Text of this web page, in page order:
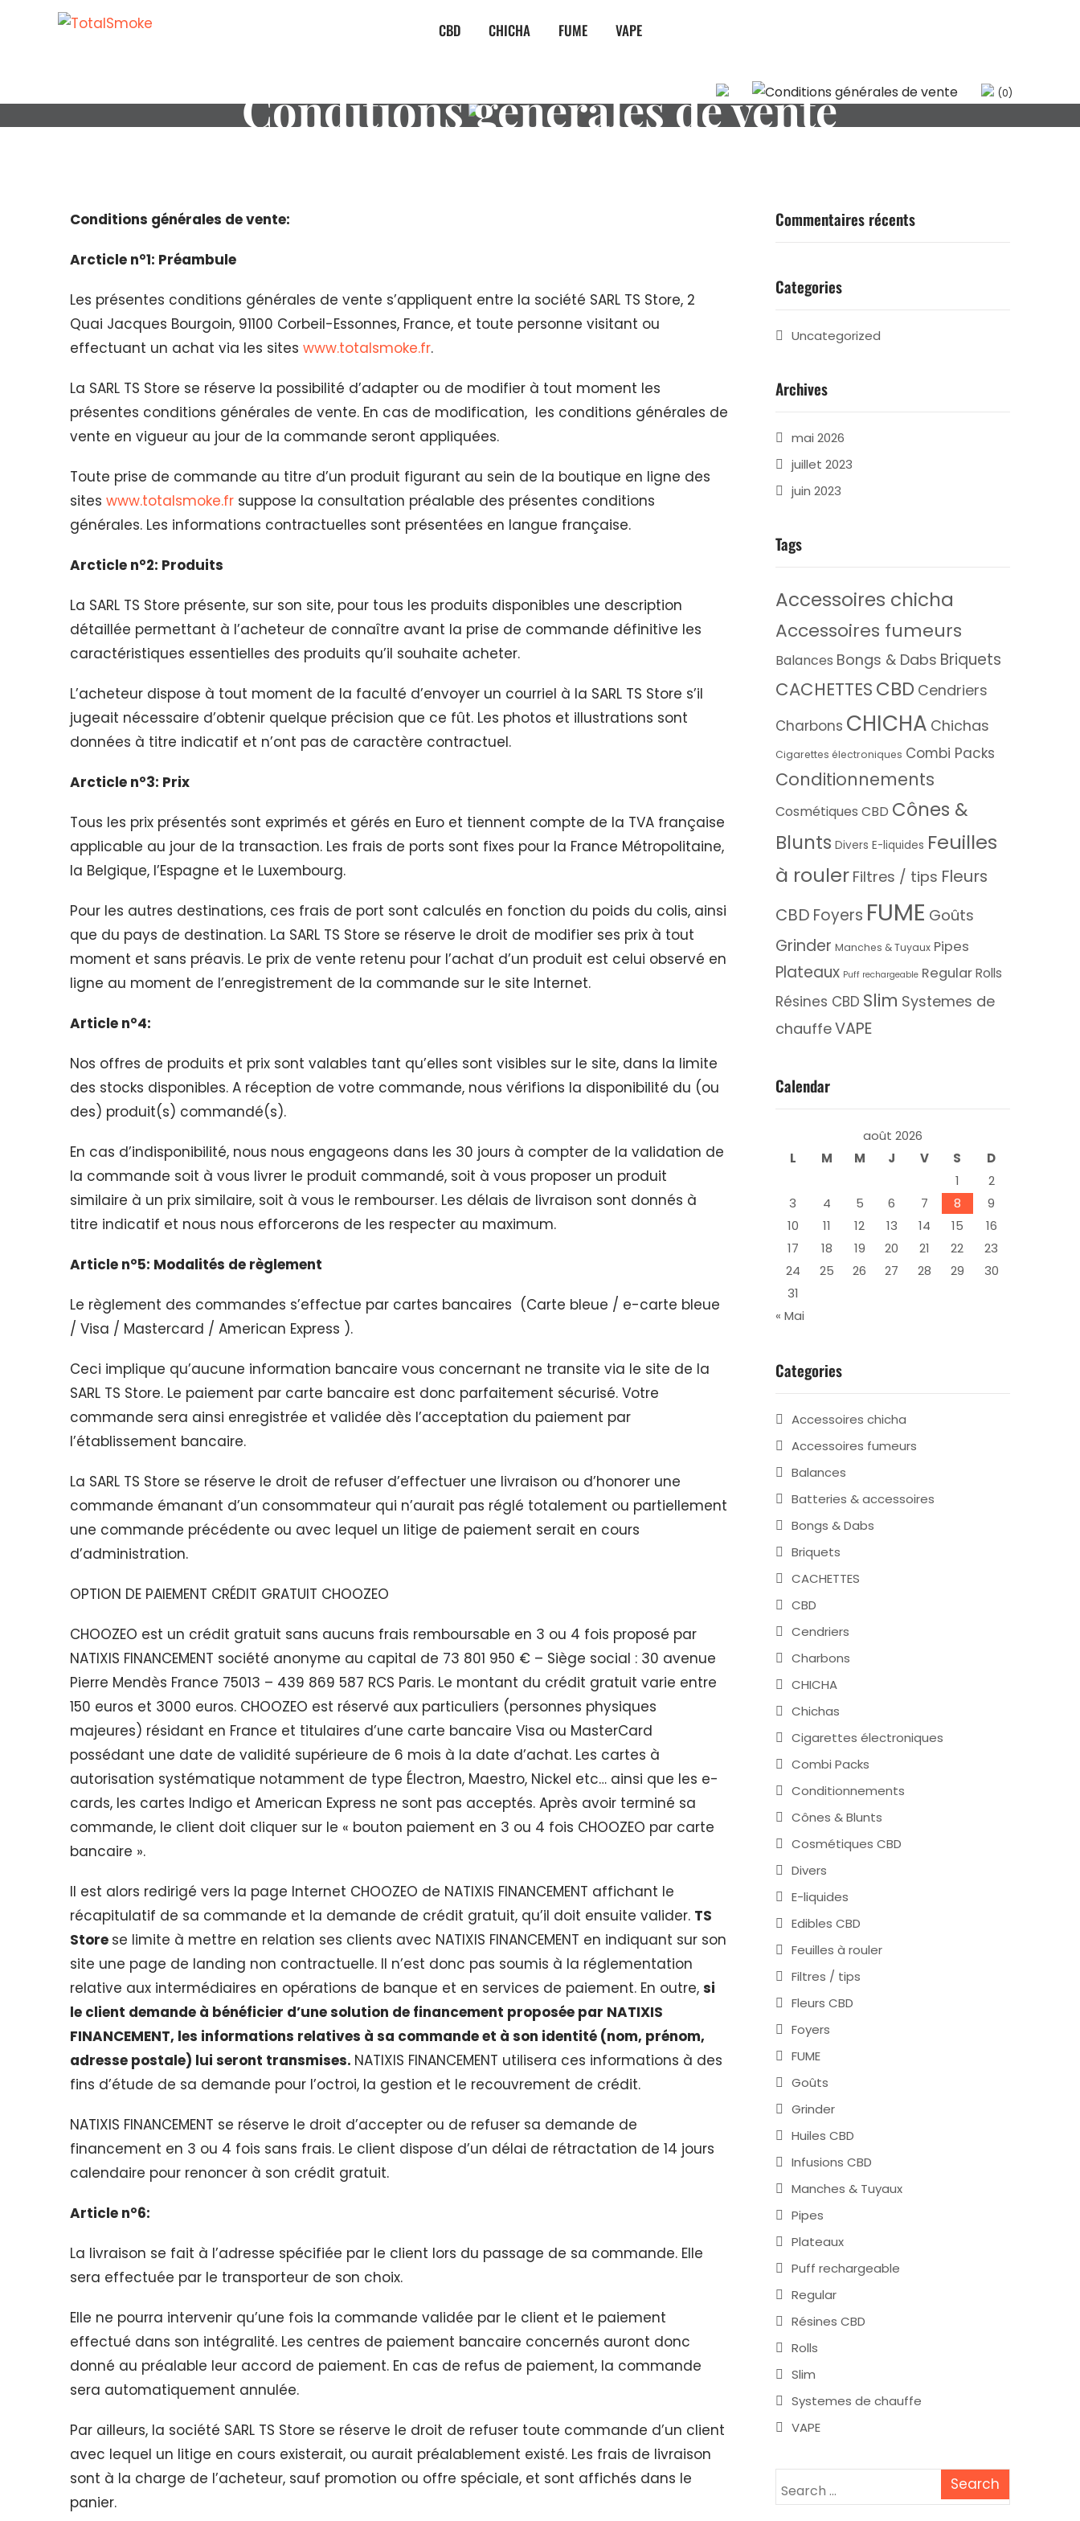
CBD CHICHA FUME VAPE
(0)
Conditions générales de vente
Conditions générales de vente:
Arcticle n°1: Préambule
Les présentes conditions générales de vente s’appliquent entre la société SARL TS Store, 2
Quai Jacques Bourgoin, 91100 Corbeil-Essonnes, France, et toute personne visitant ou
effectuant un achat via les sites www.totalsmoke.fr.
La SARL TS Store se réserve la possibilité d’adapter ou de modifier à tout moment les
présentes conditions générales de vente. En cas de modification, les conditions générales de
vente en vigueur au jour de la commande seront appliquées.
Toute prise de commande au titre d’un produit figurant au sein de la boutique en ligne des
sites www.totalsmoke.fr suppose la consultation préalable des présentes conditions
générales. Les informations contractuelles sont présentées en langue française.
Arcticle n°2: Produits
La SARL TS Store présente, sur son site, pour tous les produits disponibles une description
détaillée permettant à l’acheteur de connaître avant la prise de commande définitive les
caractéristiques essentielles des produits qu’il souhaite acheter.
L’acheteur dispose à tout moment de la faculté d’envoyer un courriel à la SARL TS Store s’il
jugeait nécessaire d’obtenir quelque précision que ce fût. Les photos et illustrations sont
données à titre indicatif et n’ont pas de caractère contractuel.
Arcticle n°3: Prix
Tous les prix présentés sont exprimés et gérés en Euro et tiennent compte de la TVA française
applicable au jour de la transaction. Les frais de ports sont fixes pour la France Métropolitaine,
la Belgique, l’Espagne et le Luxembourg.
Pour les autres destinations, ces frais de port sont calculés en fonction du poids du colis, ainsi
que du pays de destination. La SARL TS Store se réserve le droit de modifier ses prix à tout
moment et sans préavis. Le prix de vente retenu pour l’achat d’un produit est celui observé en
ligne au moment de l’enregistrement de la commande sur le site Internet.
Article n°4:
Nos offres de produits et prix sont valables tant qu’elles sont visibles sur le site, dans la limite
des stocks disponibles. A réception de votre commande, nous vérifions la disponibilité du (ou
des) produit(s) commandé(s).
En cas d’indisponibilité, nous nous engageons dans les 30 jours à compter de la validation de
la commande soit à vous livrer le produit commandé, soit à vous proposer un produit
similaire à un prix similaire, soit à vous le rembourser. Les délais de livraison sont donnés à
titre indicatif et nous nous efforcerons de les respecter au maximum.
Article n°5: Modalités de règlement
Le règlement des commandes s’effectue par cartes bancaires (Carte bleue / e-carte bleue
/ Visa / Mastercard / American Express ).
Ceci implique qu’aucune information bancaire vous concernant ne transite via le site de la
SARL TS Store. Le paiement par carte bancaire est donc parfaitement sécurisé. Votre
commande sera ainsi enregistrée et validée dès l’acceptation du paiement par
l’établissement bancaire.
La SARL TS Store se réserve le droit de refuser d’effectuer une livraison ou d’honorer une
commande émanant d’un consommateur qui n’aurait pas réglé totalement ou partiellement
une commande précédente ou avec lequel un litige de paiement serait en cours
d’administration.
OPTION DE PAIEMENT CRÉDIT GRATUIT CHOOZEO
CHOOZEO est un crédit gratuit sans aucuns frais remboursable en 3 ou 4 fois proposé par
NATIXIS FINANCEMENT société anonyme au capital de 73 801 950 € – Siège social : 30 avenue
Pierre Mendès France 75013 – 439 869 587 RCS Paris. Le montant du crédit gratuit varie entre
150 euros et 3000 euros. CHOOZEO est réservé aux particuliers (personnes physiques
majeures) résidant en France et titulaires d’une carte bancaire Visa ou MasterCard
possédant une date de validité supérieure de 6 mois à la date d’achat. Les cartes à
autorisation systématique notamment de type Électron, Maestro, Nickel etc… ainsi que les e-
cards, les cartes Indigo et American Express ne sont pas acceptés. Après avoir terminé sa
commande, le client doit cliquer sur le « bouton paiement en 3 ou 4 fois CHOOZEO par carte
bancaire ».
Il est alors redirigé vers la page Internet CHOOZEO de NATIXIS FINANCEMENT affichant le
récapitulatif de sa commande et la demande de crédit gratuit, qu’il doit ensuite valider. TS
Store se limite à mettre en relation ses clients avec NATIXIS FINANCEMENT en indiquant sur son
site une page de landing non contractuelle. Il n’est donc pas soumis à la réglementation
relative aux intermédiaires en opérations de banque et en services de paiement. En outre, si
le client demande à bénéficier d’une solution de financement proposée par NATIXIS
FINANCEMENT, les informations relatives à sa commande et à son identité (nom, prénom,
adresse postale) lui seront transmises. NATIXIS FINANCEMENT utilisera ces informations à des
fins d’étude de sa demande pour l’octroi, la gestion et le recouvrement de crédit.
NATIXIS FINANCEMENT se réserve le droit d’accepter ou de refuser sa demande de
financement en 3 ou 4 fois sans frais. Le client dispose d’un délai de rétractation de 14 jours
calendaire pour renoncer à son crédit gratuit.
Article n°6:
La livraison se fait à l’adresse spécifiée par le client lors du passage de sa commande. Elle
sera effectuée par le transporteur de son choix.
Elle ne pourra intervenir qu’une fois la commande validée par le client et le paiement
effectué dans son intégralité. Les centres de paiement bancaire concernés auront donc
donné au préalable leur accord de paiement. En cas de refus de paiement, la commande
sera automatiquement annulée.
Par ailleurs, la société SARL TS Store se réserve le droit de refuser toute commande d’un client
avec lequel un litige en cours existerait, ou aurait préalablement existé. Les frais de livraison
sont à la charge de l’acheteur, sauf promotion ou offre spéciale, et sont affichés dans le
panier.
Commentaires récents
Categories
Uncategorized
Archives
mai 2026
juillet 2023
juin 2023
Tags
Accessoires chicha
Accessoires fumeurs
Balances Bongs & Dabs Briquets
CACHETTES CBD Cendriers
Charbons CHICHA Chichas
Cigarettes électroniques Combi Packs
Conditionnements
Cosmétiques CBD Cônes &
Blunts Divers E-liquides Feuilles
à rouler Filtres / tips Fleurs
CBD Foyers FUME Goûts
Grinder Manches & Tuyaux Pipes
Plateaux Puff rechargeable Regular Rolls
Résines CBD Slim Systemes de
chauffeVAPE
Calendar
août 2026
L
M M J V S
D
1
2
3
4 5 6 7 8
9
10
11 12 13 14 15
16
17
18 19 20 21 22
23
24
25 26 27 28 29
30
31
« Mai
Categories
Accessoires chicha
Accessoires fumeurs
Balances
Batteries & accessoires
Bongs & Dabs
Briquets
CACHETTES
CBD
Cendriers
Charbons
CHICHA
Chichas
Cigarettes électroniques
Combi Packs
Conditionnements
Cônes & Blunts
Cosmétiques CBD
Divers
E-liquides
Edibles CBD
Feuilles à rouler
Filtres / tips
Fleurs CBD
Foyers
FUME
Goûts
Grinder
Huiles CBD
Infusions CBD
Manches & Tuyaux
Pipes
Plateaux
Puff rechargeable
Regular
Résines CBD
Rolls
Slim
Systemes de chauffe
VAPE